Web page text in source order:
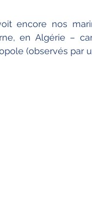
encore nos
en Algérie –
(observés par